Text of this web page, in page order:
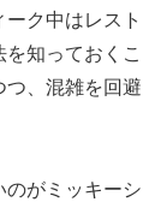
ク中はレスト
知っておくこ
つ、混雑を回避
のがミッキーシ